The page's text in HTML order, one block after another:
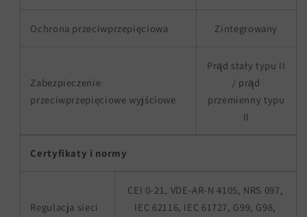
Ochrona przeciwprzepięciowa Zintegrowany
Zabezpieczenie
przeciwprzepięciowe wyjściowe
Prąd stały typu II
/ prąd
przemienny typu
II
Certyfikaty i normy
Regulacja sieci
CEI 0-21, VDE-AR-N 4105, NRS 097,
IEC 62116, IEC 61727, G99, G98,